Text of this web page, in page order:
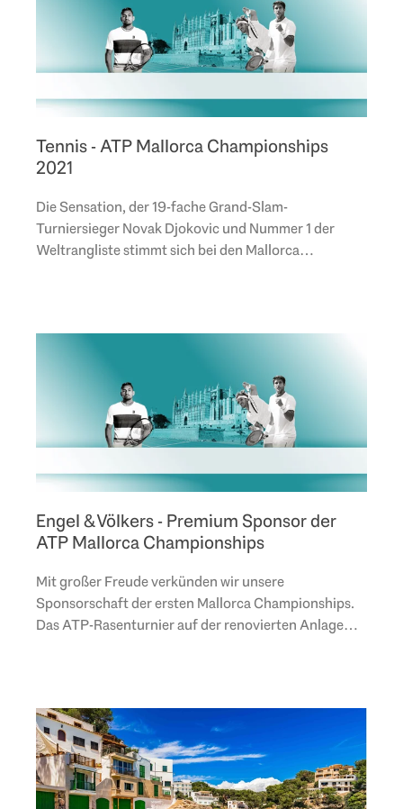
Tennis - ATP Mallorca Championships
2021
Die Sensation, der 19-fache Grand-Slam-
Turniersieger Novak Djokovic und Nummer 1 der
Weltrangliste stimmt sich bei den Mallorca
Engel & Völkers - Premium Sponsor der
ATP Mallorca Championships
Mit großer Freude verkünden wir unsere
Sponsorschaft der ersten Mallorca Championships.
Das ATP-Rasenturnier auf der renovierten Anlage